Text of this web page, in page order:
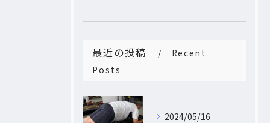
最近の投稿
Recent
Posts
2024/05/16